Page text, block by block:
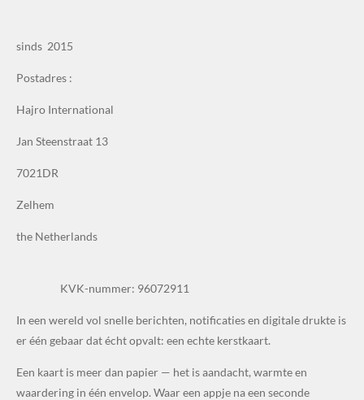
sinds 2015
Postadres :
Hajro International
Jan Steenstraat 13
7021DR
Zelhem
the Netherlands
KVK-nummer: 96072911
In een wereld vol snelle berichten, notificaties en digitale drukte is
er één gebaar dat écht opvalt: een echte kerstkaart.
Een kaart is meer dan papier — het is aandacht, warmte en
waardering in één envelop. Waar een appje na een seconde